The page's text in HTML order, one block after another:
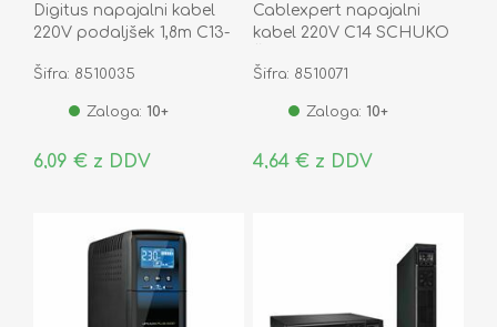
Digitus napajalni kabel
220V podaljšek 1,8m C13-
Šifra: 8510035
Zaloga: 10+
6,09 € z DDV
Cablexpert napajalni
kabel 220V C14 SCHUKO
PC-SFC14M
Šifra: 8510071
Zaloga: 10+
4,64 € z DDV